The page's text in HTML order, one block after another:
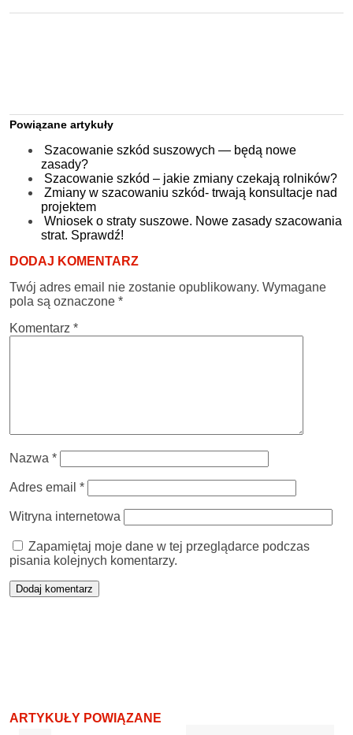
Powiązane artykuły
Szacowanie szkód suszowych — będą nowe
zasady?
Szacowanie szkód – jakie zmiany czekają rolników?
Zmiany w szacowaniu szkód- trwają konsultacje nad
projektem
Wniosek o straty suszowe. Nowe zasady szacowania
strat. Sprawdź!
DODAJ KOMENTARZ
Twój adres email nie zostanie opublikowany. Wymagane
pola są oznaczone *
Komentarz *
Nazwa *
Adres email *
Witryna internetowa
Zapamiętaj moje dane w tej przeglądarce podczas
pisania kolejnych komentarzy.
ARTYKUŁY POWIĄZANE